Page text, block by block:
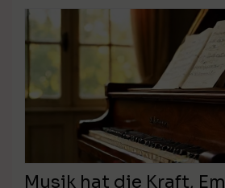
Musik hat die Kraft,